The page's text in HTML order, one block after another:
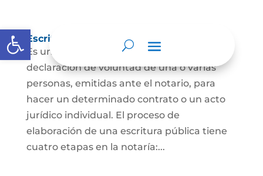
Abrir barra de herramientas
Escritura Pública
Es un documento que contiene la
declaración de voluntad de una o varias
personas, emitidas ante el notario, para
hacer un determinado contrato o un acto
jurídico individual. El proceso de
elaboración de una escritura pública tiene
cuatro etapas en la notaría:...